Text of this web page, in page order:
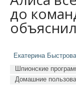
до
Екатерина Быстрова
Шпионские
Домашние